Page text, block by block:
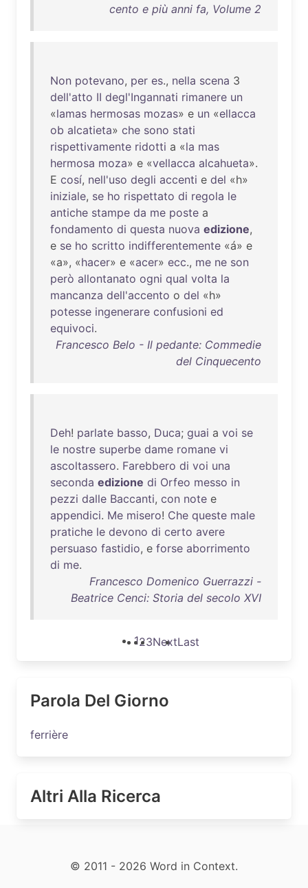
cento e più anni fa, Volume 2
Non potevano, per es., nella scena 3
dell'atto II degl'Ingannati rimanere un
«lamas hermosas mozas» e un «ellacca
ob alcatieta» che sono stati
rispettivamente ridotti a «la mas
hermosa moza» e «vellacca alcahueta».
E cosí, nell'uso degli accenti e del «h»
iniziale, se ho rispettato di regola le
antiche stampe da me poste a
fondamento di questa nuova edizione,
e se ho scritto indifferentemente «á» e
«a», «hacer» e «acer» ecc., me ne son
però allontanato ogni qual volta la
mancanza dell'accento o del «h»
potesse ingenerare confusioni ed
equivoci.
Francesco Belo - Il pedante: Commedie
del Cinquecento
Deh! parlate basso, Duca; guai a voi se
le nostre superbe dame romane vi
ascoltassero. Farebbero di voi una
seconda edizione di Orfeo messo in
pezzi dalle Baccanti, con note e
appendici. Me misero! Che queste male
pratiche le devono di certo avere
persuaso fastidio, e forse aborrimento
di me.
Francesco Domenico Guerrazzi -
Beatrice Cenci: Storia del secolo XVI
123NextLast
Parola Del Giorno
ferrière
Altri Alla Ricerca
© 2011 - 2026 Word in Context.